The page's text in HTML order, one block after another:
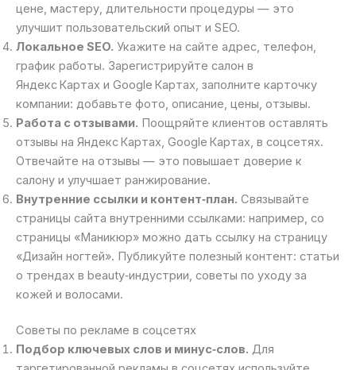
цене, мастеру, длительности процедуры — это
улучшит пользовательский опыт и SEO.
Локальное SEO. Укажите на сайте адрес, телефон,
график работы. Зарегистрируйте салон в
Яндекс Картах и Google Картах, заполните карточку
компании: добавьте фото, описание, цены, отзывы.
Работа с отзывами. Поощряйте клиентов оставлять
отзывы на Яндекс Картах, Google Картах, в соцсетях.
Отвечайте на отзывы — это повышает доверие к
салону и улучшает ранжирование.
Внутренние ссылки и контент‑план. Связывайте
страницы сайта внутренними ссылками: например, со
страницы «Маникюр» можно дать ссылку на страницу
«Дизайн ногтей». Публикуйте полезный контент: статьи
о трендах в beauty‑индустрии, советы по уходу за
кожей и волосами.
Советы по рекламе в соцсетях
Подбор ключевых слов и минус‑слов. Для